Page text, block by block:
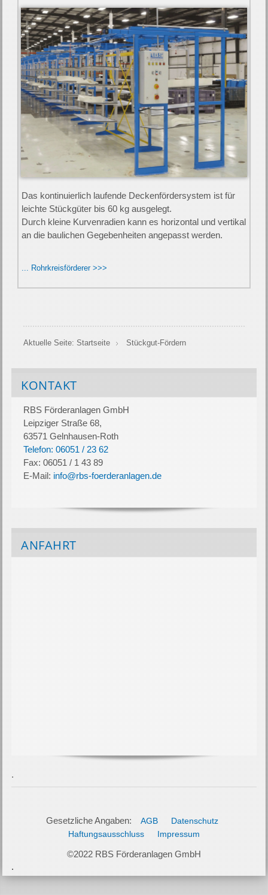
Das kon­tinu­ier­lich lauf­en­de Decken­förder­system ist für
leichte Stück­güter bis 60 kg aus­gelegt.
Durch kleine Kurven­radien kann es horizontal und vertikal
an die bau­lichen Ge­geben­heiten an­gepasst werden.
... Rohrkreisförderer >>>
Aktuelle Seite:Startseite Stückgut-Fördern
KONTAKT
RBS Förderanlagen GmbH
Leipziger Straße 68,
63571 Gelnhausen-Roth
Telefon: 06051 / 23 62
Fax: 06051 / 1 43 89
E-Mail: info@rbs-foerderanlagen.de
ANFAHRT
Gesetzliche Angaben: AGB
Datenschutz
Haftungsausschluss
Impressum
©2022 RBS Förderanlagen GmbH